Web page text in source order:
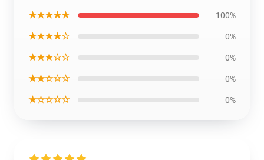
★★★★★ 100%
★★★★☆ 0%
★★★☆☆ 0%
★★☆☆☆ 0%
★☆☆☆☆ 0%